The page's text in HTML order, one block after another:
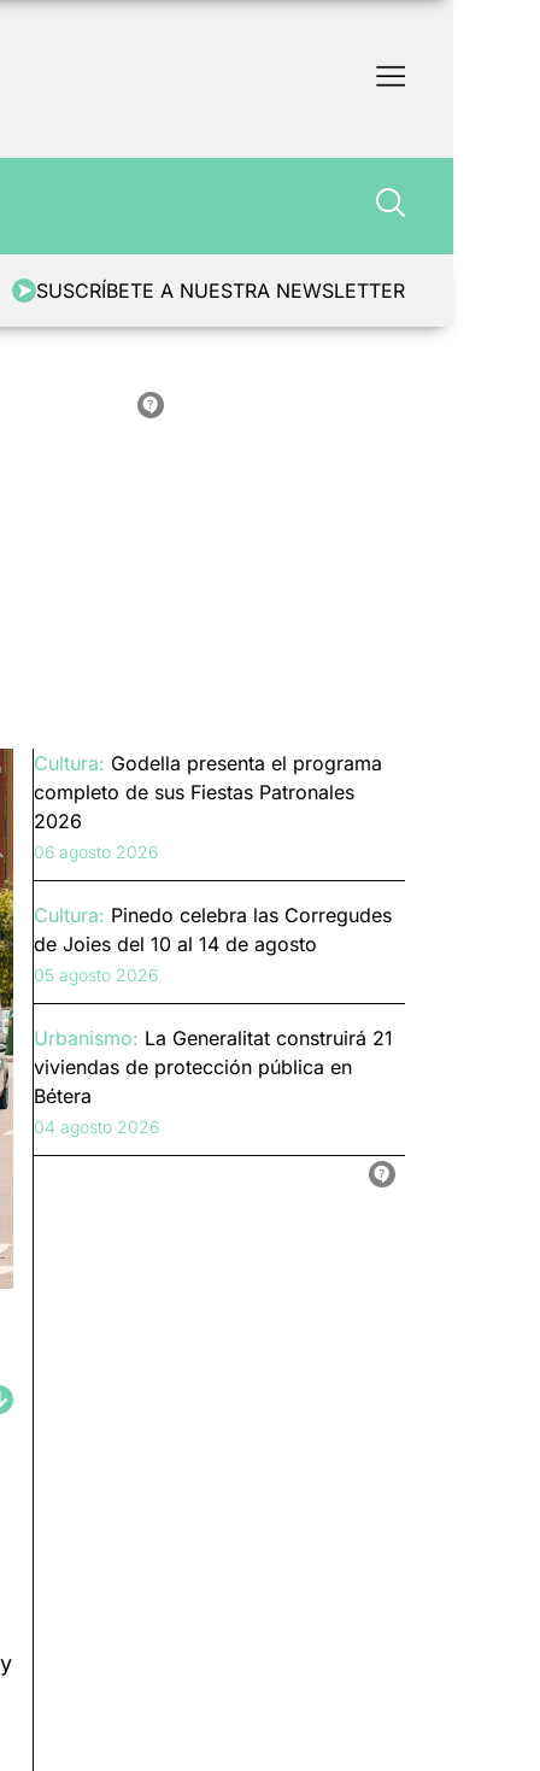
SUSCRÍBETE A NUESTRA NEWSLETTER
Cultura: Godella presenta el programa
completo de sus Fiestas Patronales
2026
06 agosto 2026
Cultura: Pinedo celebra las Corregudes
de Joies del 10 al 14 de agosto
05 agosto 2026
Urbanismo: La Generalitat construirá 21
viviendas de protección pública en
Bétera
04 agosto 2026